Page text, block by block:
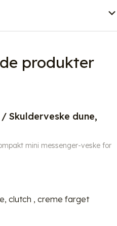
produkter
Skulderveske dune,
mini messenger-veske for